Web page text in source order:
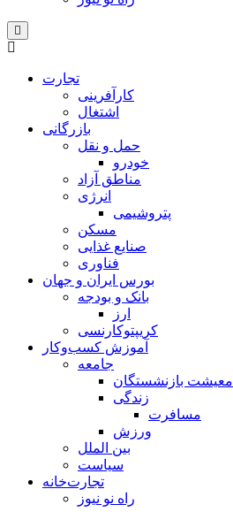
تجارت
کارآفرینی
اشتغال
بازرگانی
حمل و نقل
خودرو
مناطق آزاد
انرژی
پتروشیمی
مسکن
صنایع غذایی
فناوری
بورس ایران و جهان
بانک و بودجه
ارز
کریپتوکارنسی
آموزش کسب‌وکار
جامعه
معیشت بازنشستگان
زندگی
مسافرت
ورزش
بین الملل
سیاست
تجارت‌خانه
راه نو نیوز